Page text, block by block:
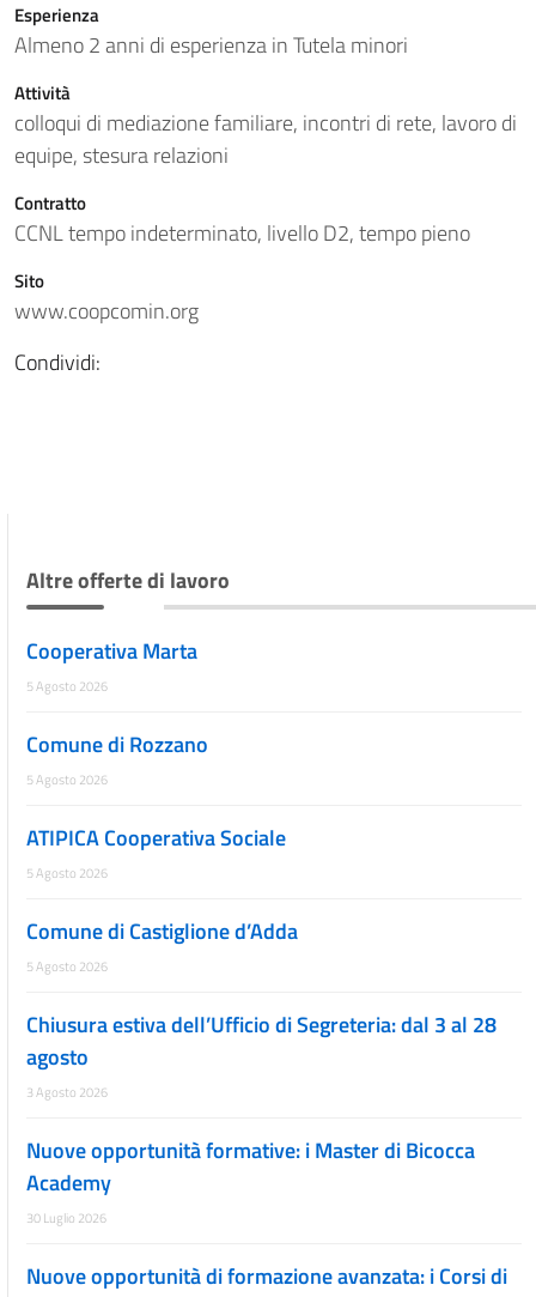
Esperienza
Almeno 2 anni di esperienza in Tutela minori
Attività
colloqui di mediazione familiare, incontri di rete, lavoro di
equipe, stesura relazioni
Contratto
CCNL tempo indeterminato, livello D2, tempo pieno
Sito
www.coopcomin.org
Condividi:
Altre offerte di lavoro
Cooperativa Marta
5 Agosto 2026
Comune di Rozzano
5 Agosto 2026
ATIPICA Cooperativa Sociale
5 Agosto 2026
Comune di Castiglione d’Adda
5 Agosto 2026
Chiusura estiva dell’Ufficio di Segreteria: dal 3 al 28
agosto
3 Agosto 2026
Nuove opportunità formative: i Master di Bicocca
Academy
30 Luglio 2026
Nuove opportunità di formazione avanzata: i Corsi di